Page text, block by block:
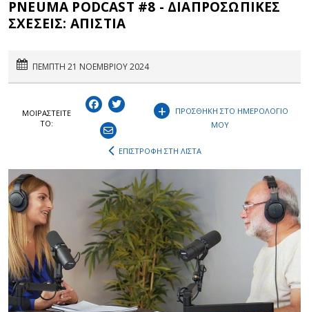
PNEUMA PODCAST #8 - ΔΙΑΠΡΟΣΩΠΙΚΕΣ
ΣΧΕΣΕΙΣ: ΑΠΙΣΤΙΑ
ΠΕΜΠΤΗ 21 ΝΟΕΜΒΡΙΟΥ 2024
ΜΟΙΡΑΣΤEIΤΕ
ΤΟ:
+
ΠΡΟΣΘΗΚΗ ΣΤΟ ΗΜΕΡΟΛΟΓΙΟ
ΜΟΥ
ΕΠΙΣΤΡΟΦΗ ΣΤΗ ΛΙΣΤΑ